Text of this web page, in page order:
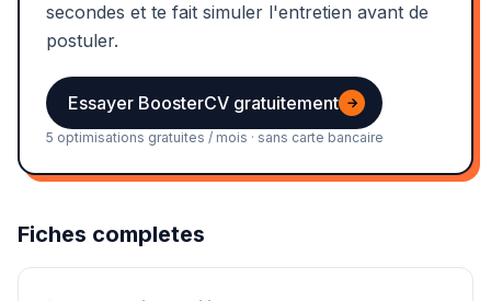
secondes et te fait simuler l'entretien avant de
postuler.
Essayer BoosterCV gratuitement →
5 optimisations gratuites / mois · sans carte bancaire
Fiches completes